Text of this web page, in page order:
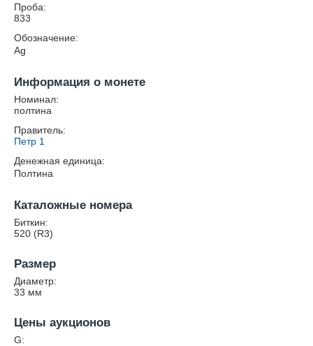
Проба:
833
Обозначение:
Ag
Информация о монете
Номинал:
полтина
Правитель:
Петр 1
Денежная единица:
Полтина
Каталожные номера
Биткин:
520 (R3)
Размер
Диаметр:
33 мм
Цены аукционов
G: